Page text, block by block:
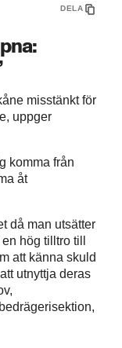
DELA
misstänkt för
uppger
komma från
åt
då man utsätter
hög tilltro till
att känna skuld
utnyttja deras